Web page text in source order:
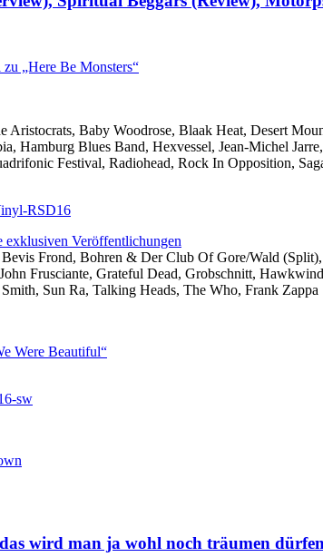
„Here Be Monsters“
Aristocrats, Baby Woodrose, Blaak Heat, Desert
Hamburg Blues Band, Hexvessel, Jean-Michel
Festival, Radiohead, Rock In Opposition,
exklusiven Veröffentlichungen
Frond, Bohren & Der Club Of Gore/Wald
Frusciante, Grateful Dead, Grobschnitt,
Sun Ra, Talking Heads, The Who, Frank Zappa
Were Beautiful“
das wird man ja wohl noch träumen dürfen